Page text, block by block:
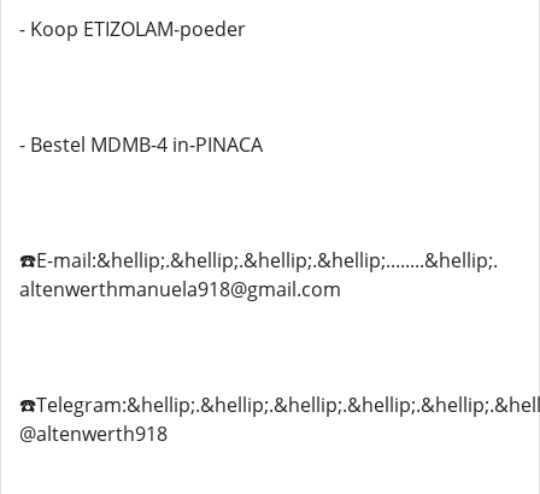
- Koop ETIZOLAM-poeder
- Bestel MDMB-4 in-PINACA
☎️E-mail:&hellip;.&hellip;.&hellip;.&hellip;........&hellip;.
altenwerthmanuela918@gmail.com
@altenwerth918